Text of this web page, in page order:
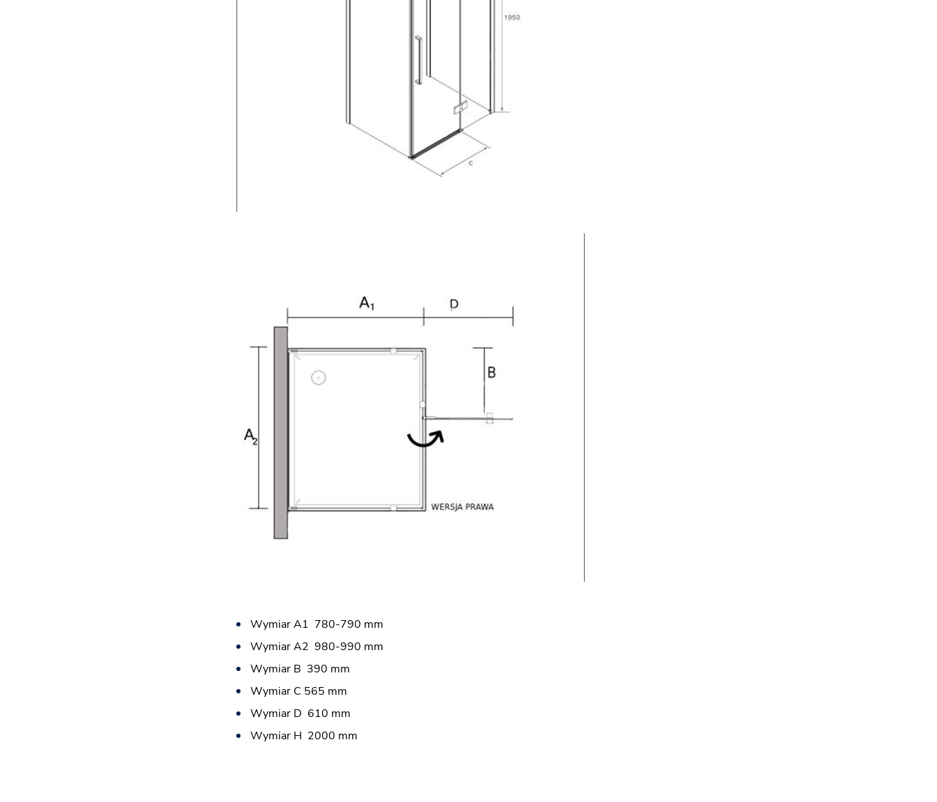
Wymiar A1 780-790 mm
Wymiar A2 980-990 mm
Wymiar B 390 mm
Wymiar C 565 mm
Wymiar D 610 mm
Wymiar H 2000 mm